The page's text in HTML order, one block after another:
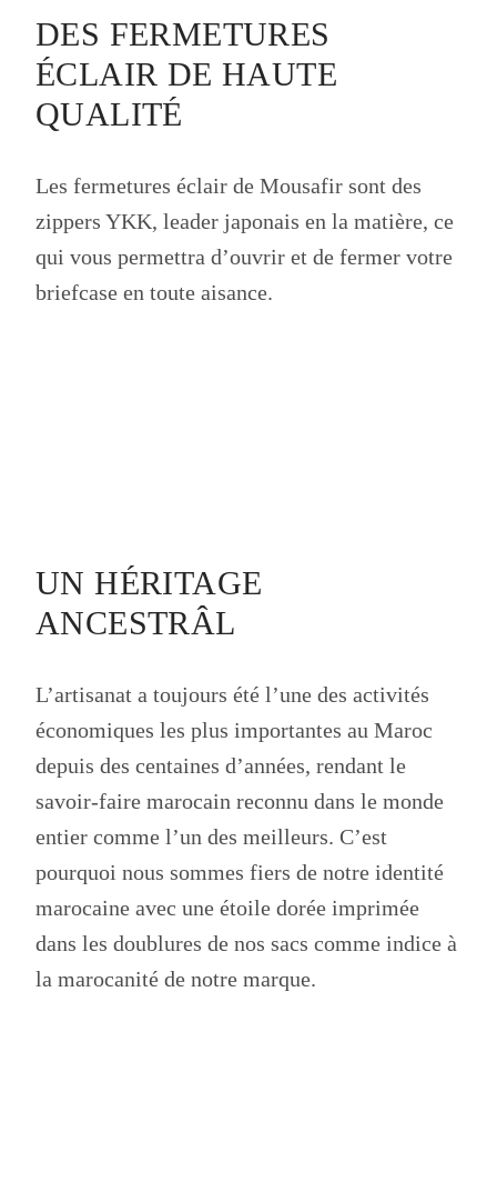
DES FERMETURES
ÉCLAIR DE HAUTE
QUALITÉ
Les fermetures éclair de Mousafir sont des
zippers YKK, leader japonais en la matière, ce
qui vous permettra d’ouvrir et de fermer votre
briefcase en toute aisance.
UN HÉRITAGE
ANCESTRÂL
L’artisanat a toujours été l’une des activités
économiques les plus importantes au Maroc
depuis des centaines d’années, rendant le
savoir-faire marocain reconnu dans le monde
entier comme l’un des meilleurs. C’est
pourquoi nous sommes fiers de notre identité
marocaine avec une étoile dorée imprimée
dans les doublures de nos sacs comme indice à
la marocanité de notre marque.